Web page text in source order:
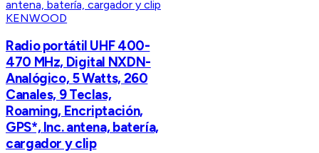
KENWOOD
Radio portátil UHF 400-
470 MHz, Digital NXDN-
Analógico, 5 Watts, 260
Canales, 9 Teclas,
Roaming, Encriptación,
GPS*, Inc. antena, batería,
cargador y clip